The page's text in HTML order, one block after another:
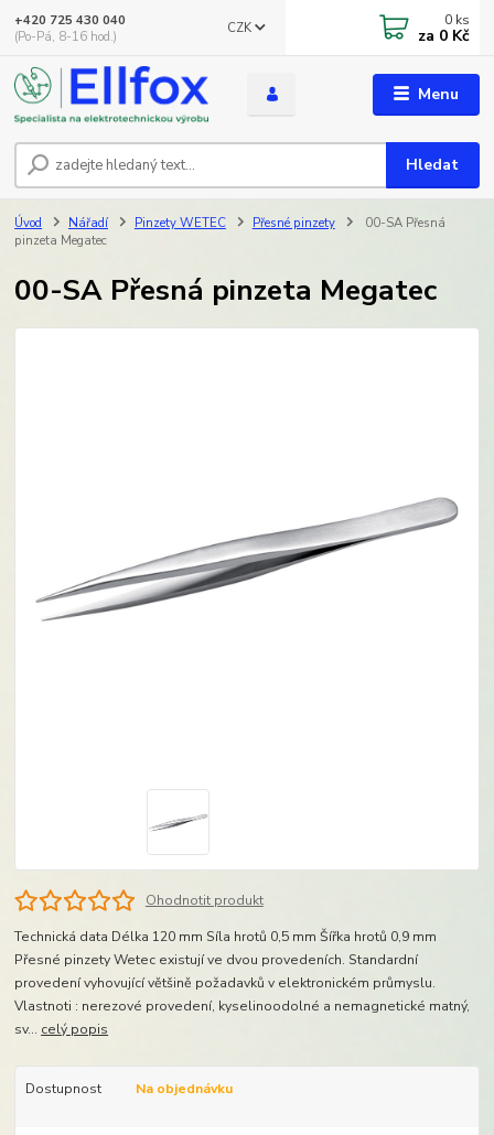
Menu
CZK
Hledat
+420 725 430 040
(Po-Pá, 8-16 hod.)
0 ks
za 0 Kč
Úvod Nářadí Pinzety WETEC Přesné pinzety
00-SA Přesná
pinzeta Megatec
00-SA Přesná pinzeta Megatec
Ohodnotit produkt
Technická data Délka 120 mm Síla hrotů 0,5 mm Šířka hrotů 0,9 mm
Přesné pinzety Wetec existují ve dvou provedeních. Standardní
provedení vyhovující většině požadavků v elektronickém průmyslu.
Vlastnoti : nerezové provedení, kyselinoodolné a nemagnetické matný,
sv... celý popis
Dostupnost Na objednávku